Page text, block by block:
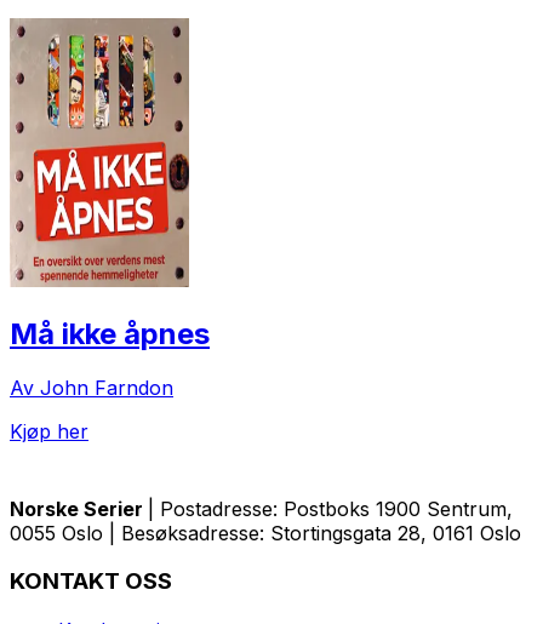
Må ikke åpnes
Av John Farndon
Kjøp her
Norske Serier
| Postadresse: Postboks 1900 Sentrum,
0055 Oslo | Besøksadresse: Stortingsgata 28, 0161 Oslo
KONTAKT OSS